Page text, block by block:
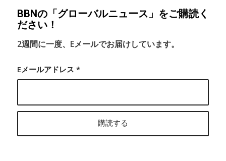
BBNの「グローバルニュース」をご購読く
ださい！
2週間に一度、Eメールでお届けしています。
Eメールアドレス *